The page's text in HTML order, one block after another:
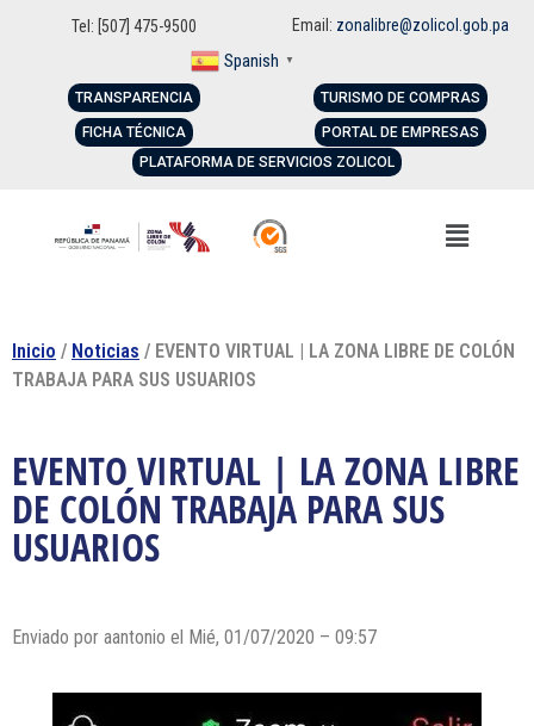
Tel: [507] 475-9500 Email: zonalibre@zolicol.gob.pa
Spanish ▼
TRANSPARENCIA
FICHA TÉCNICA
TURISMO DE COMPRAS
PORTAL DE EMPRESAS
PLATAFORMA DE SERVICIOS ZOLICOL
Inicio / Noticias / EVENTO VIRTUAL | LA ZONA LIBRE DE COLÓN
TRABAJA PARA SUS USUARIOS
EVENTO VIRTUAL | LA ZONA LIBRE
DE COLÓN TRABAJA PARA SUS
USUARIOS
Enviado por aantonio el Mié, 01/07/2020 – 09:57